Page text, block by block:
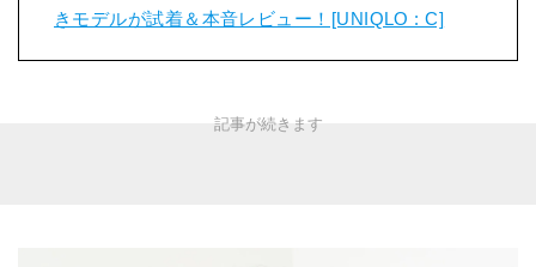
きモデルが試着＆本音レビュー！[UNIQLO : C]